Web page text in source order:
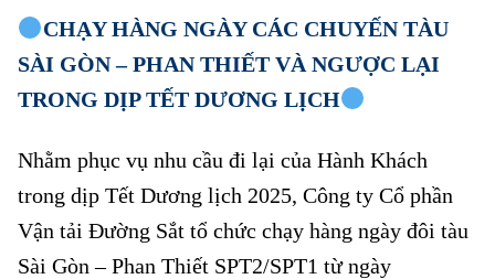
CHẠY HÀNG NGÀY CÁC CHUYẾN TÀU
SÀI GÒN – PHAN THIẾT VÀ NGƯỢC LẠI
TRONG DỊP TẾT DƯƠNG LỊCH
Nhằm phục vụ nhu cầu đi lại của Hành Khách
trong dịp Tết Dương lịch 2025, Công ty Cổ phần
Vận tải Đường Sắt tổ chức chạy hàng ngày đôi tàu
Sài Gòn – Phan Thiết SPT2/SPT1 từ ngày